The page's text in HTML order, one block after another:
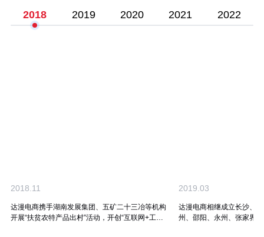
2018.11
达漫电商携手湖南发展集团、五矿二十三冶等机构
开展“扶贫农特产品出村”活动，开创“互联网+工会
2019.03
达漫电商相继成立长沙、
州、邵阳、永州、张家界
2018 2019 2020 2021 2022